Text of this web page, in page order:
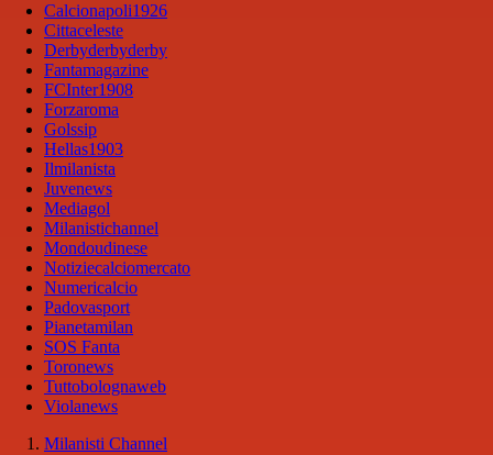
Calcionapoli1926
Cittaceleste
Derbyderbyderby
Fantamagazine
FCInter1908
Forzaroma
Golssip
Hellas1903
Ilmilanista
Juvenews
Mediagol
Milanistichannel
Mondoudinese
Notiziecalciomercato
Numericalcio
Padovasport
Pianetamilan
SOS Fanta
Toronews
Tuttobolognaweb
Violanews
Milanisti Channel